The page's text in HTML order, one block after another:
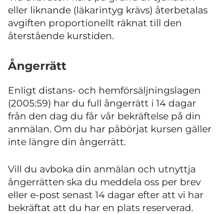
eller liknande (läkarintyg krävs) återbetalas
avgiften proportionellt räknat till den
återstående kurstiden.
Ångerrätt
Enligt distans- och hemförsäljningslagen
(2005:59) har du full ångerrätt i 14 dagar
från den dag du får vår bekräftelse på din
anmälan. Om du har påbörjat kursen gäller
inte längre din ångerrätt.
Vill du avboka din anmälan och utnyttja
ångerrätten ska du meddela oss per brev
eller e-post senast 14 dagar efter att vi har
bekräftat att du har en plats reserverad.